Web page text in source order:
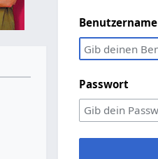
Benutzername
Passwort